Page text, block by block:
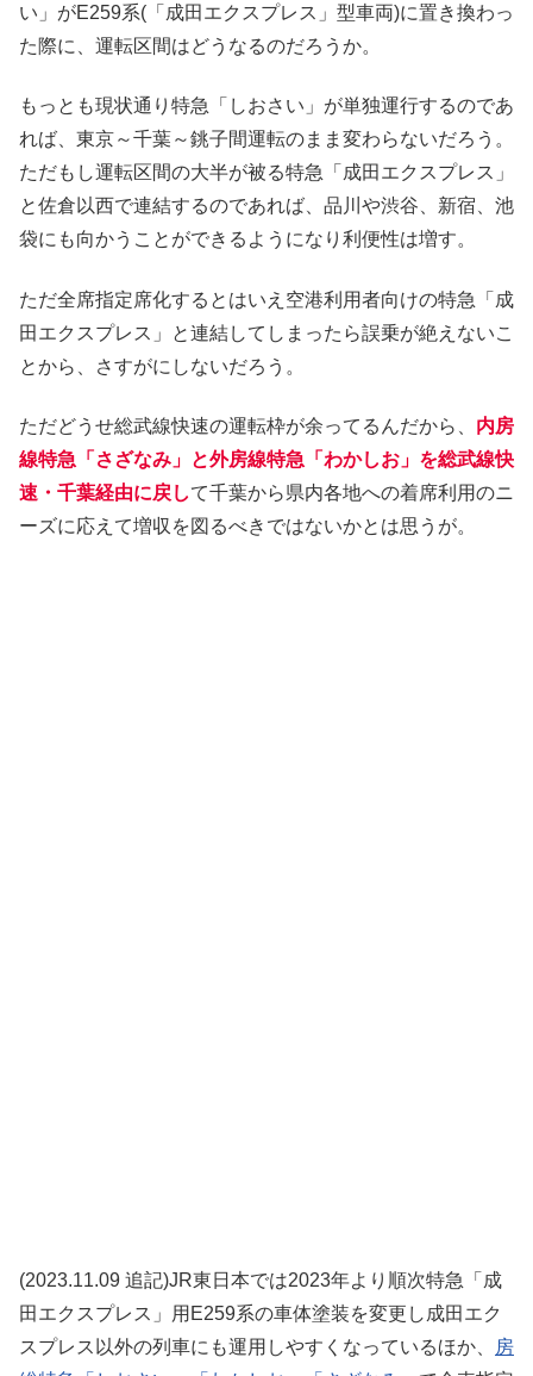
い」がE259系(「成田エクスプレス」型車両)に置き換わっ
た際に、運転区間はどうなるのだろうか。
もっとも現状通り特急「しおさい」が単独運行するのであ
れば、東京～千葉～銚子間運転のまま変わらないだろう。
ただもし運転区間の大半が被る特急「成田エクスプレス」
と佐倉以西で連結するのであれば、品川や渋谷、新宿、池
袋にも向かうことができるようになり利便性は増す。
ただ全席指定席化するとはいえ空港利用者向けの特急「成
田エクスプレス」と連結してしまったら誤乗が絶えないこ
とから、さすがにしないだろう。
ただどうせ総武線快速の運転枠が余ってるんだから、 内房
線特急「さざなみ」と外房線特急「わかしお」を総武線快
速・千葉経由に戻して千葉から県内各地への着席利用のニ
ーズに応えて増収を図るべきではないかとは思うが。
(2023.11.09 追記)JR東日本では2023年より順次特急「成
田エクスプレス」用E259系の車体塗装を変更し成田エク
スプレス以外の列車にも運用しやすくなっているほか、
房